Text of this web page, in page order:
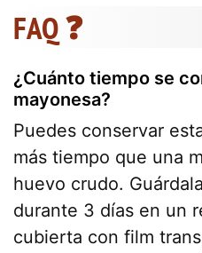
FAQ ❓
¿Cuánto tiempo se
mayonesa?
Puedes conservar
más tiempo que una
huevo crudo.
durante 3 días en un
cubierta con film